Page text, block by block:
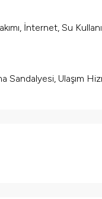
İnternet, Su
Sandalyesi, Ulaşım